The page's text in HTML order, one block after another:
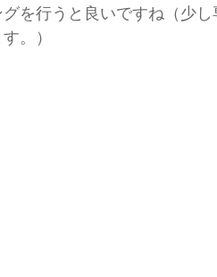
を行うと良いですね（少
。）